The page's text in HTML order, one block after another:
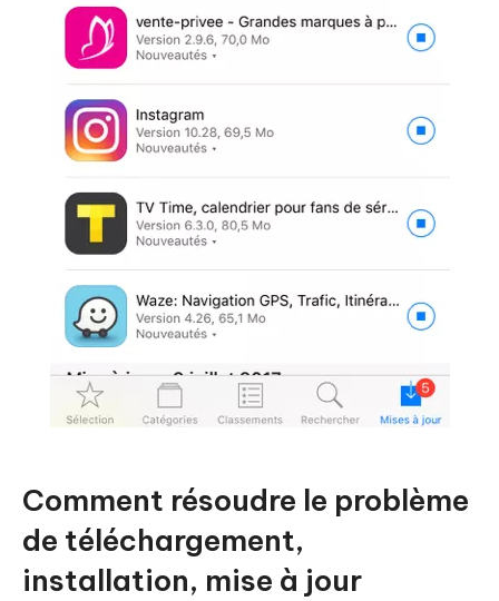
Comment résoudre le problème
de téléchargement,
installation, mise à jour